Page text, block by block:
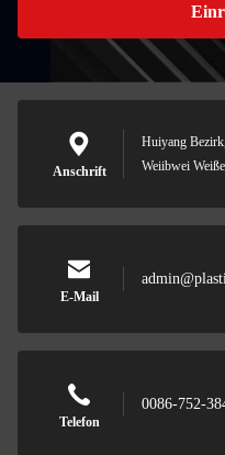
Anschrift
Huiyang
Weiibwei
E-Mail
Telefon
0086-752-